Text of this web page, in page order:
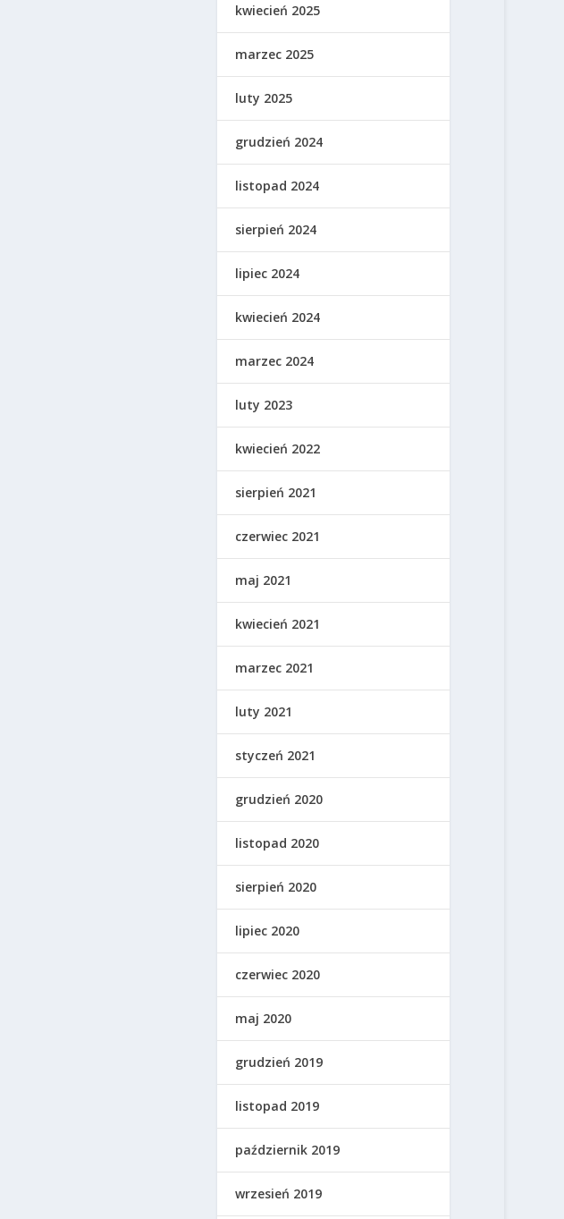
kwiecień 2025
marzec 2025
luty 2025
grudzień 2024
listopad 2024
sierpień 2024
lipiec 2024
kwiecień 2024
marzec 2024
luty 2023
kwiecień 2022
sierpień 2021
czerwiec 2021
maj 2021
kwiecień 2021
marzec 2021
luty 2021
styczeń 2021
grudzień 2020
listopad 2020
sierpień 2020
lipiec 2020
czerwiec 2020
maj 2020
grudzień 2019
listopad 2019
październik 2019
wrzesień 2019